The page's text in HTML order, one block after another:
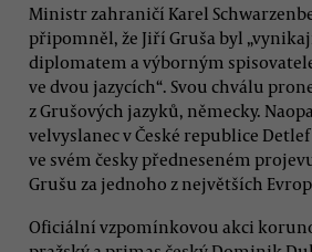
Ministr zahraničí Karel
připomněl, že Jiří Gruša byl
diplomatem a výborným
ve dvou jazycích“. Svou chválu
z Grušových jazyků, německy.
velvyslanec v České republice
ve svém česky předneseném
Grušu za jednoho z největších
Oficiální vzpomínkovou akci